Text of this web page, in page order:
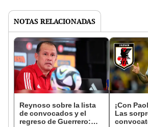
NOTAS RELACIONADAS
Reynoso sobre la lista
de convocados y el
regreso de Guerrero:
¡Con
Las